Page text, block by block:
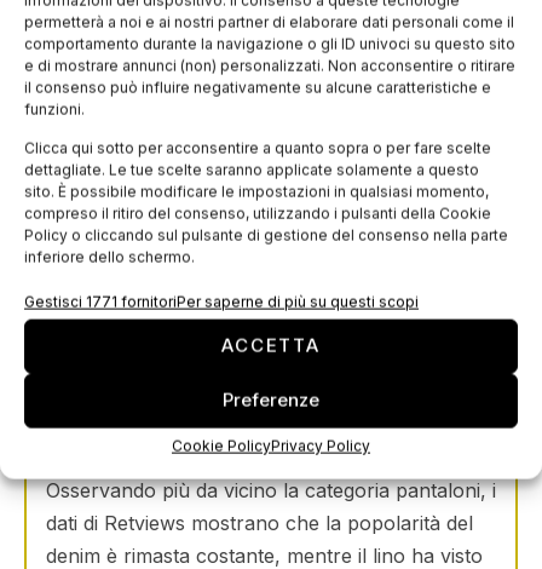
permetterà a noi e ai nostri partner di elaborare dati personali come il
comportamento durante la navigazione o gli ID univoci su questo sito
e di mostrare annunci (non) personalizzati. Non acconsentire o ritirare
il consenso può influire negativamente su alcune caratteristiche e
funzioni.
Clicca qui sotto per acconsentire a quanto sopra o per fare scelte
dettagliate. Le tue scelte saranno applicate solamente a questo
sito. È possibile modificare le impostazioni in qualsiasi momento,
compreso il ritiro del consenso, utilizzando i pulsanti della Cookie
Policy o cliccando sul pulsante di gestione del consenso nella parte
inferiore dello schermo.
Gestisci 1771 fornitoriPer saperne di più su questi scopi
ACCETTA
Preferenze
Cookie PolicyPrivacy Policy
selezione di mini shorts all’interno del loro
assortimento.
Denim o lino?
Con il revival delle tendenze della moda degli
anni ’90 e 2000, non sorprende che il denim
sta guadagnando popolarità per le sue qualità
leggere e traspiranti, diventando anno dopo
questo scenario, come stanno rispondendo i
brand di moda?
Osservando più da vicino la categoria pantaloni, i
dati di Retviews mostrano che la popolarità del
denim è rimasta costante, mentre il lino ha visto